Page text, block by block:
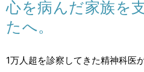
心を病んだ家族を
たへ。
1万人超を診察してきた精神科医